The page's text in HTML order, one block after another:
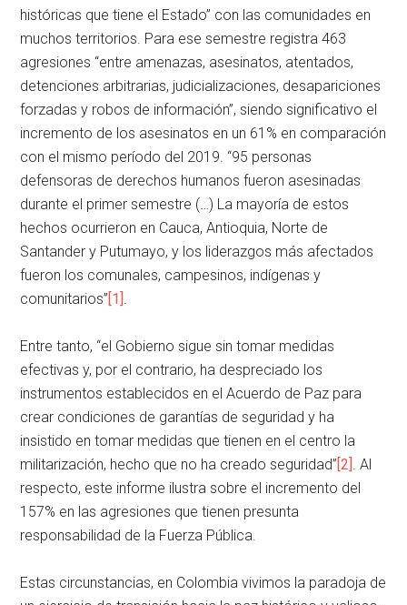
históricas que tiene el Estado” con las comunidades en
muchos territorios. Para ese semestre registra 463
agresiones “entre amenazas, asesinatos, atentados,
detenciones arbitrarias, judicializaciones, desapariciones
forzadas y robos de información”, siendo significativo el
incremento de los asesinatos en un 61% en comparación
con el mismo período del 2019. “95 personas
defensoras de derechos humanos fueron asesinadas
durante el primer semestre (…) La mayoría de estos
hechos ocurrieron en Cauca, Antioquia, Norte de
Santander y Putumayo, y los liderazgos más afectados
fueron los comunales, campesinos, indígenas y
comunitarios” [1] .
Entre tanto, “el Gobierno sigue sin tomar medidas
efectivas y, por el contrario, ha despreciado los
instrumentos establecidos en el Acuerdo de Paz para
crear condiciones de garantías de seguridad y ha
insistido en tomar medidas que tienen en el centro la
militarización, hecho que no ha creado seguridad” [2] . Al
respecto, este informe ilustra sobre el incremento del
157% en las agresiones que tienen presunta
responsabilidad de la Fuerza Pública.
Estas circunstancias, en Colombia vivimos la paradoja de